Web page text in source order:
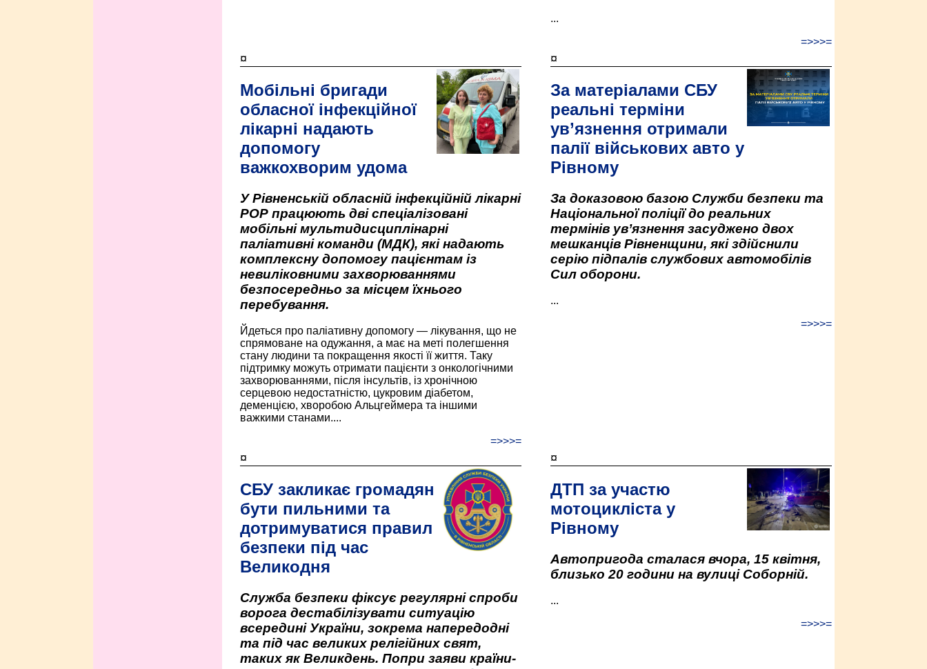
...
=>>>=
¤
Мобільні бригади
обласної інфекційної
лікарні надають
допомогу
важкохворим удома
У Рівненській обласній інфекційній лікарні
РОР працюють дві спеціалізовані
мобільні мультидисциплінарні
паліативні команди (МДК), які надають
комплексну допомогу пацієнтам із
невиліковними захворюваннями
безпосередньо за місцем їхнього
перебування.
Йдеться про паліативну допомогу — лікування, що не
спрямоване на одужання, а має на меті полегшення
стану людини та покращення якості її життя. Таку
підтримку можуть отримати пацієнти з онкологічними
захворюваннями, після інсультів, із хронічною
серцевою недостатністю, цукровим діабетом,
деменцією, хворобою Альцгеймера та іншими
важкими станами....
=>>>=
¤
За матеріалами СБУ
реальні терміни
ув’язнення отримали
палії військових авто у
Рівному
За доказовою базою Служби безпеки та
Національної поліції до реальних
термінів ув’язнення засуджено двох
мешканців Рівненщини, які здійснили
серію підпалів службових автомобілів
Сил оборони.
...
=>>>=
¤
СБУ закликає громадян
бути пильними та
дотримуватися правил
безпеки під час
Великодня
Служба безпеки фіксує регулярні спроби
ворога дестабілізувати ситуацію
всередині України, зокрема напередодні
та під час великих релігійних свят,
таких як Великдень. Попри заяви країни-
¤
ДТП за участю
мотоцикліста у
Рівному
Автопригода сталася вчора, 15 квітня,
близько 20 години на вулиці Соборній.
...
=>>>=